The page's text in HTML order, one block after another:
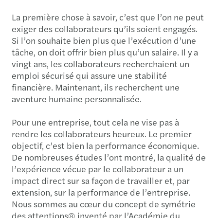
La première chose à savoir, c’est que l’on ne peut
exiger des collaborateurs qu’ils soient engagés.
Si l’on souhaite bien plus que l’exécution d’une
tâche, on doit offrir bien plus qu’un salaire. Il y a
vingt ans, les collaborateurs recherchaient un
emploi sécurisé qui assure une stabilité
financière. Maintenant, ils recherchent une
aventure humaine personnalisée.
Pour une entreprise, tout cela ne vise pas à
rendre les collaborateurs heureux. Le premier
objectif, c’est bien la performance économique.
De nombreuses études l’ont montré, la qualité de
l’expérience vécue par le collaborateur a un
impact direct sur sa façon de travailler et, par
extension, sur la performance de l’entreprise.
Nous sommes au cœur du concept de symétrie
des attentions® inventé par l’Académie du